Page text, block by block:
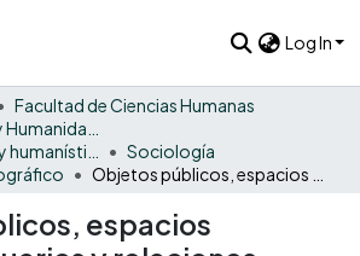
Log In
Facultad de Ciencias Humanas
Sociología
espacios